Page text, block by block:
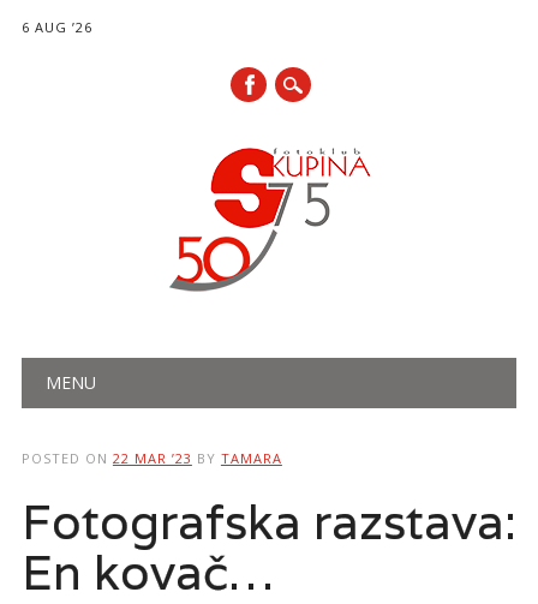
6 AUG ’26
Main menu
MENU
POSTED ON 22 MAR ’23 BY TAMARA
Fotografska razstava:
En kovač…